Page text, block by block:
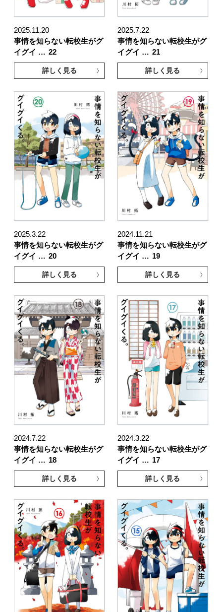
2025.11.20
事情を知らない転校生がグ
イグイ … 22
詳しく見る
2025.7.22
事情を知らない転校生がグ
イグイ … 21
詳しく見る
2025.3.22
事情を知らない転校生がグ
イグイ … 20
詳しく見る
2024.11.21
事情を知らない転校生がグ
イグイ … 19
詳しく見る
2024.7.22
事情を知らない転校生がグ
イグイ … 18
詳しく見る
2024.3.22
事情を知らない転校生がグ
イグイ … 17
詳しく見る